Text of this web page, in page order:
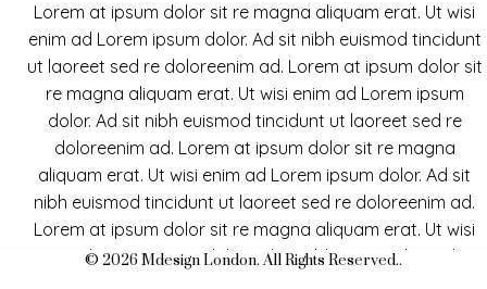
Lorem at ipsum dolor sit re magna aliquam erat. Ut wisi
enim ad Lorem ipsum dolor. Ad sit nibh euismod tincidunt
ut laoreet sed re doloreenim ad. Lorem at ipsum dolor sit
re magna aliquam erat. Ut wisi enim ad Lorem ipsum
dolor. Ad sit nibh euismod tincidunt ut laoreet sed re
doloreenim ad. Lorem at ipsum dolor sit re magna
aliquam erat. Ut wisi enim ad Lorem ipsum dolor. Ad sit
nibh euismod tincidunt ut laoreet sed re doloreenim ad.
Lorem at ipsum dolor sit re magna aliquam erat. Ut wisi
enim ad Lorem ipsum dolor. Ad sit nibh euismod tincidunt
© 2026 Mdesign London. All Rights Reserved..